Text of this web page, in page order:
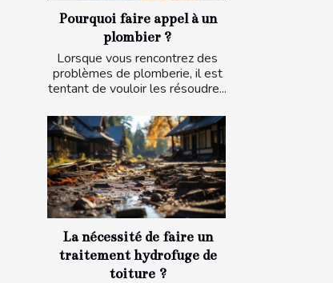
Pourquoi faire appel à un
plombier ?
Lorsque vous rencontrez des
problèmes de plomberie, il est
tentant de vouloir les résoudre...
La nécessité de faire un
traitement hydrofuge de
toiture ?